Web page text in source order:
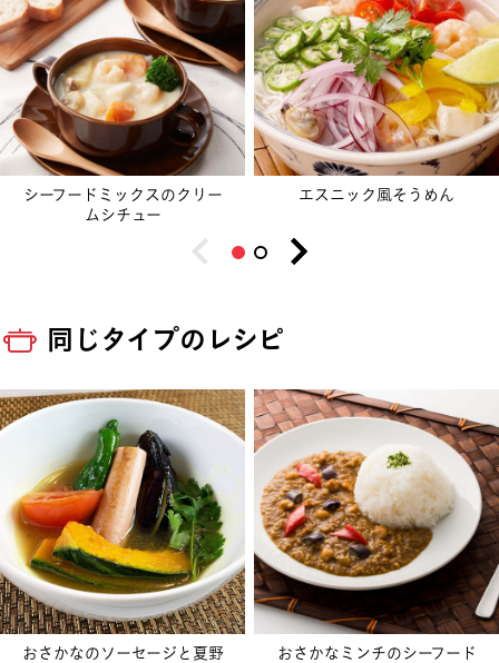
シーフードミックスのクリー
ムシチュー
エスニック風そうめん
同じタイプのレシピ
おさかなのソーセージと夏野 おさかなミンチのシーフード